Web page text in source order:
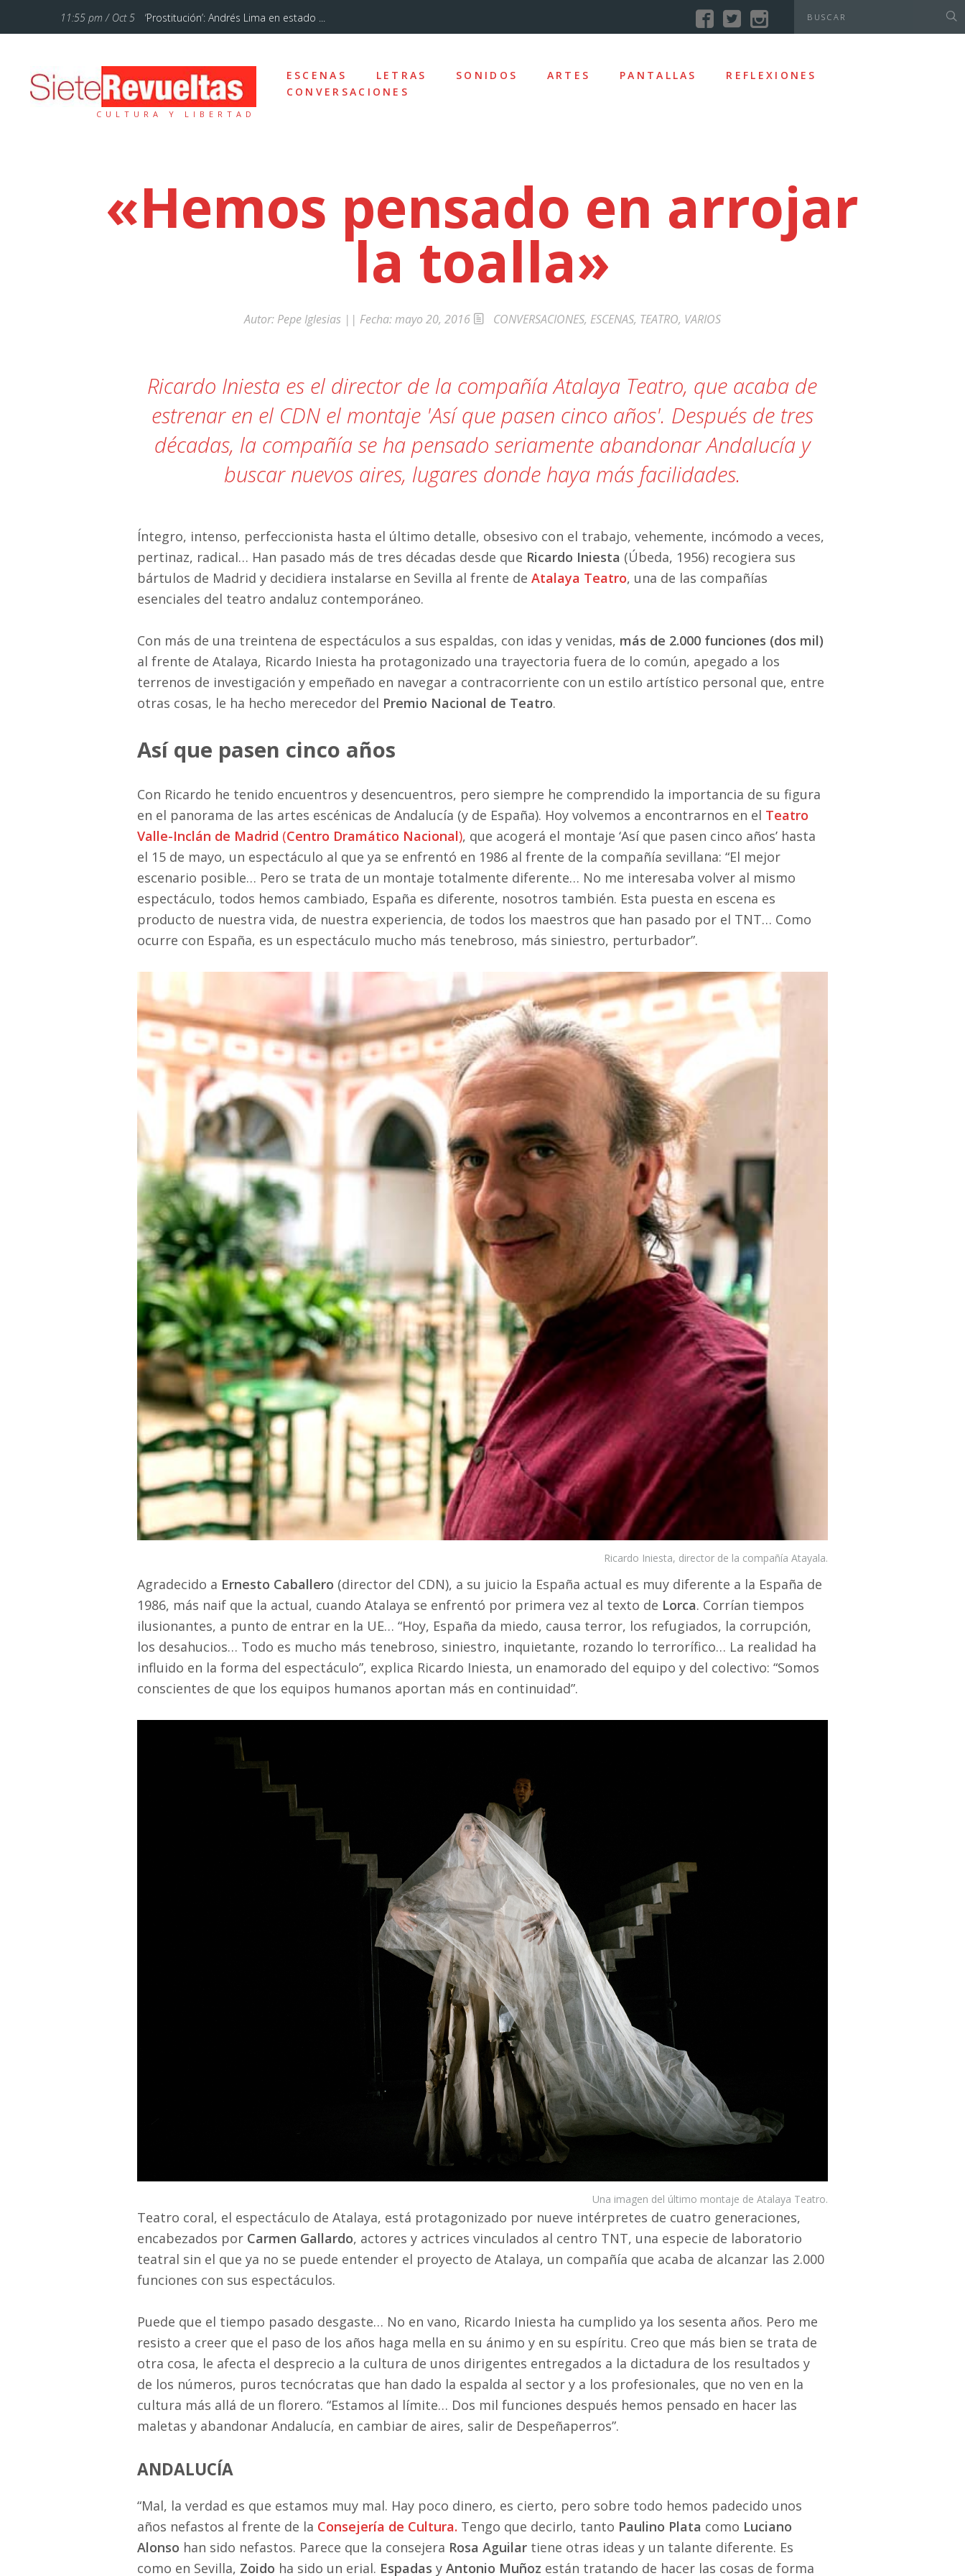
11:55 pm / Oct 5 ‘Prostitución’: Andrés Lima en estado ...
10:46 pm / Ene 18 Cuando lo sencillo se hace sublime
7:43 am / Sep 13 Un poemario bello
Vienen tiempos de comedia con Teatro de la Ciudad
Alberto Conejero y la dramaturgia de las ausencias
CULTURA Y LIBERTAD
ESCENAS LETRAS SONIDOS ARTES PANTALLAS
REFLEXIONES
CONVERSACIONES
«Hemos pensado en arrojar
la toalla»
Autor: Pepe Iglesias || Fecha:mayo 20, 2016 CONVERSACIONES, ESCENAS, TEATRO, VARIOS
Ricardo Iniesta es el director de la compañía Atalaya Teatro, que acaba de
estrenar en el CDN el montaje 'Así que pasen cinco años'. Después de tres
décadas, la compañía se ha pensado seriamente abandonar Andalucía y
buscar nuevos aires, lugares donde haya más facilidades.
Íntegro, intenso, perfeccionista hasta el último detalle, obsesivo con el trabajo, vehemente, incómodo a veces,
pertinaz, radical… Han pasado más de tres décadas desde que Ricardo Iniesta (Úbeda, 1956) recogiera sus
bártulos de Madrid y decidiera instalarse en Sevilla al frente de Atalaya Teatro, una de las compañías
esenciales del teatro andaluz contemporáneo.
Con más de una treintena de espectáculos a sus espaldas, con idas y venidas, más de 2.000 funciones (dos mil)
al frente de Atalaya, Ricardo Iniesta ha protagonizado una trayectoria fuera de lo común, apegado a los
terrenos de investigación y empeñado en navegar a contracorriente con un estilo artístico personal que, entre
otras cosas, le ha hecho merecedor del Premio Nacional de Teatro.
Así que pasen cinco años
Con Ricardo he tenido encuentros y desencuentros, pero siempre he comprendido la importancia de su figura
en el panorama de las artes escénicas de Andalucía (y de España). Hoy volvemos a encontrarnos en el Teatro
Valle-Inclán de Madrid (Centro Dramático Nacional), que acogerá el montaje ‘Así que pasen cinco años’ hasta
el 15 de mayo, un espectáculo al que ya se enfrentó en 1986 al frente de la compañía sevillana: “El mejor
escenario posible… Pero se trata de un montaje totalmente diferente… No me interesaba volver al mismo
espectáculo, todos hemos cambiado, España es diferente, nosotros también. Esta puesta en escena es
producto de nuestra vida, de nuestra experiencia, de todos los maestros que han pasado por el TNT… Como
ocurre con España, es un espectáculo mucho más tenebroso, más siniestro, perturbador”.
Ricardo Iniesta, director de la compañía Atayala.
Agradecido a Ernesto Caballero (director del CDN), a su juicio la España actual es muy diferente a la España de
1986, más naif que la actual, cuando Atalaya se enfrentó por primera vez al texto de Lorca. Corrían tiempos
ilusionantes, a punto de entrar en la UE… “Hoy, España da miedo, causa terror, los refugiados, la corrupción,
los desahucios… Todo es mucho más tenebroso, siniestro, inquietante, rozando lo terrorífico… La realidad ha
influido en la forma del espectáculo”, explica Ricardo Iniesta, un enamorado del equipo y del colectivo: “Somos
conscientes de que los equipos humanos aportan más en continuidad”.
Una imagen del último montaje de Atalaya Teatro.
Teatro coral, el espectáculo de Atalaya, está protagonizado por nueve intérpretes de cuatro generaciones,
encabezados por Carmen Gallardo, actores y actrices vinculados al centro TNT, una especie de laboratorio
teatral sin el que ya no se puede entender el proyecto de Atalaya, un compañía que acaba de alcanzar las 2.000
funciones con sus espectáculos.
Puede que el tiempo pasado desgaste… No en vano, Ricardo Iniesta ha cumplido ya los sesenta años. Pero me
resisto a creer que el paso de los años haga mella en su ánimo y en su espíritu. Creo que más bien se trata de
otra cosa, le afecta el desprecio a la cultura de unos dirigentes entregados a la dictadura de los resultados y
de los números, puros tecnócratas que han dado la espalda al sector y a los profesionales, que no ven en la
cultura más allá de un florero. “Estamos al límite… Dos mil funciones después hemos pensado en hacer las
maletas y abandonar Andalucía, en cambiar de aires, salir de Despeñaperros”.
ANDALUCÍA
“Mal, la verdad es que estamos muy mal. Hay poco dinero, es cierto, pero sobre todo hemos padecido unos
años nefastos al frente de la Consejería de Cultura. Tengo que decirlo, tanto Paulino Plata como Luciano
Alonso han sido nefastos. Parece que la consejera Rosa Aguilartiene otras ideas y un talante diferente. Es
como en Sevilla, Zoido ha sido un erial. Espadas yAntonio Muñoz están tratando de hacer las cosas de forma